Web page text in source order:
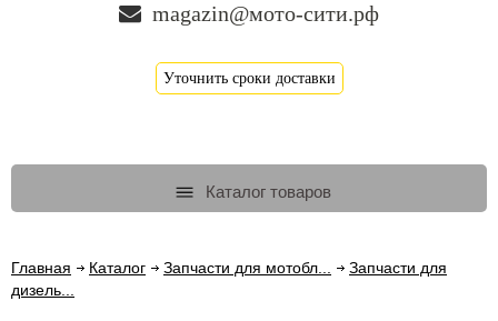
magazin@мото-сити.рф
Уточнить сроки доставки
Каталог товаров
Главная Каталог Запчасти для мотобл...
Запчасти для
дизель...